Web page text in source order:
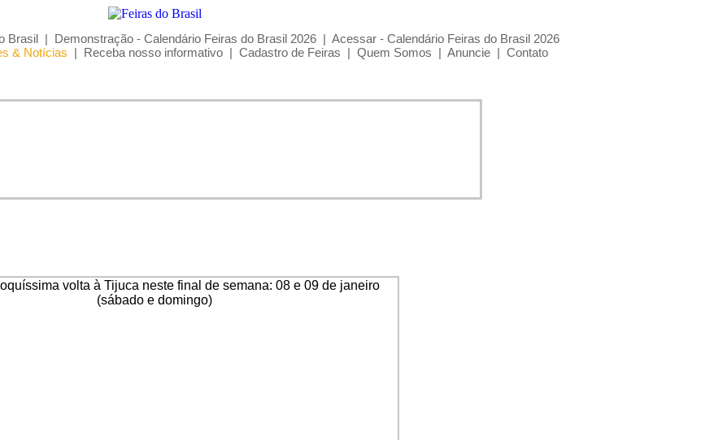
Brasil | Demonstração - Calendário Feiras do Brasil 2026 | Acessar - Calendário Feiras do Brasil 2026
& Notícias | Receba nosso informativo | Cadastro de Feiras | Quem Somos | Anuncie | Contato